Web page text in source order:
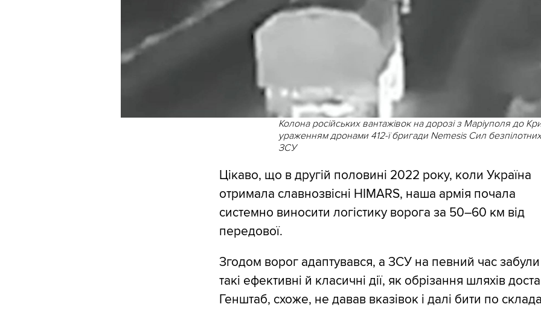
Колона російських вантажівок на дорозі з Маріуполя до
ураженням дронами 412-ї бригади Nemesis Сил
ЗСУ
Цікаво, що в другій половині 2022 року, коли Україна
отримала славнозвісні HIMARS, наша армія почала
системно виносити логістику ворога за 50–60 км від
передової.
Згодом ворог адаптувався, а ЗСУ на певний час
такі ефективні й класичні дії, як обрізання шляхів
Генштаб, схоже, не давав вказівок і далі бити по